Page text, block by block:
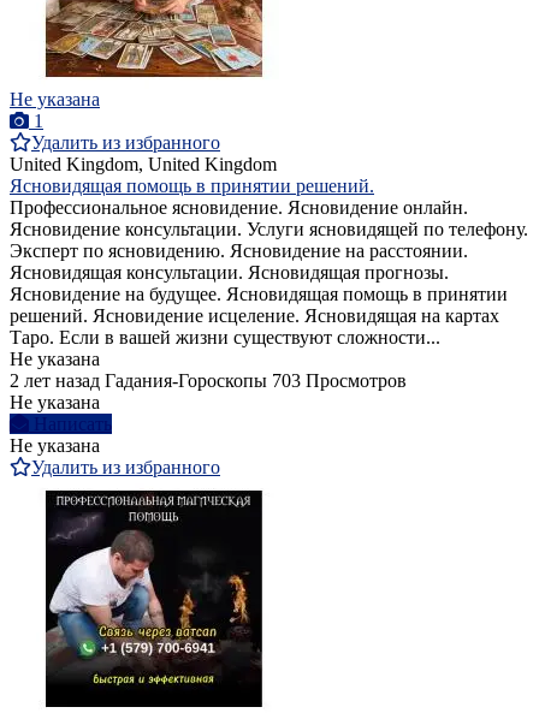
Не указана
1
Удалить из избранного
United Kingdom, United Kingdom
Ясновидящая помощь в принятии решений.
Профессиональное ясновидение. Ясновидение онлайн.
Ясновидение консультации. Услуги ясновидящей по телефону.
Эксперт по ясновидению. Ясновидение на расстоянии.
Ясновидящая консультации. Ясновидящая прогнозы.
Ясновидение на будущее. Ясновидящая помощь в принятии
решений. Ясновидение исцеление. Ясновидящая на картах
Таро. Если в вашей жизни существуют сложности...
Не указана
2 лет назад Гадания-Гороскопы 703 Просмотров
Не указана
Написать
Не указана
Удалить из избранного